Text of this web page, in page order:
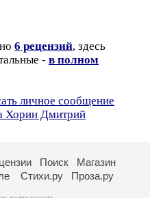
6 рецензий, здесь
- в полном
личное сообщение
Хорин Дмитрий
Поиск
Магазин
Стихи.ру Проза.ру